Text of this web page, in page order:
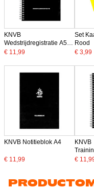
KNVB
Wedstrijdregistratie A5
Voetbal
€ 11,99
Set
Rood
€ 3,99
KNVB Notitieblok A4
€ 11,99
KNVB
€